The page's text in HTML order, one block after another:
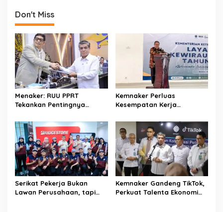
a
v
i
g
a
t
i
o
n
Don't Miss
Menaker: RUU PPRT
Tekankan Pentingnya
Tangga
Kemnaker Perluas
Kesempatan Kerja
Wirausaha
Serikat Pekerja Bukan
Lawan Perusahaan, tapi
Kemnaker Gandeng TikTok,
Perkuat Talenta Ekonomi